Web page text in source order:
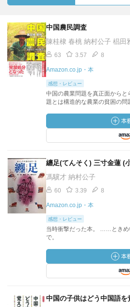
中国農民調査
陳桂棣 春桃 納村公子 椙田
63 3.57 8
Amazon.co.jp・本
感想・レビュー
中国の農業問題を真正面から
題とは構造的な農業の貧困の問
纏足(てんそく) 三寸金蓮 (
馮驥才 納村公子
60 3.39 8
Amazon.co.jp・本
感想・レビュー
当時衝撃だった本。 ……ときめ
で。
中国の子供はどう中国語を